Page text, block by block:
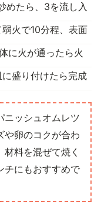
めたら、3を流し入
火で10分程、表面
に火が通ったら火
盛り付けたら完成
ニッシュオムレツ
や卵のコクが合わ
料を混ぜて焼く
チにもおすすめで